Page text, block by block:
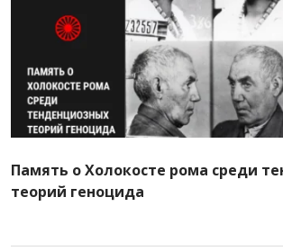
Память о Холокосте рома среди
теорий геноцида